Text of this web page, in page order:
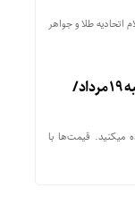
اتحادیه طلا و جواهر
قیمت طلا و سکه دوشنبه 19 مرداد/
قیمت‌ها با